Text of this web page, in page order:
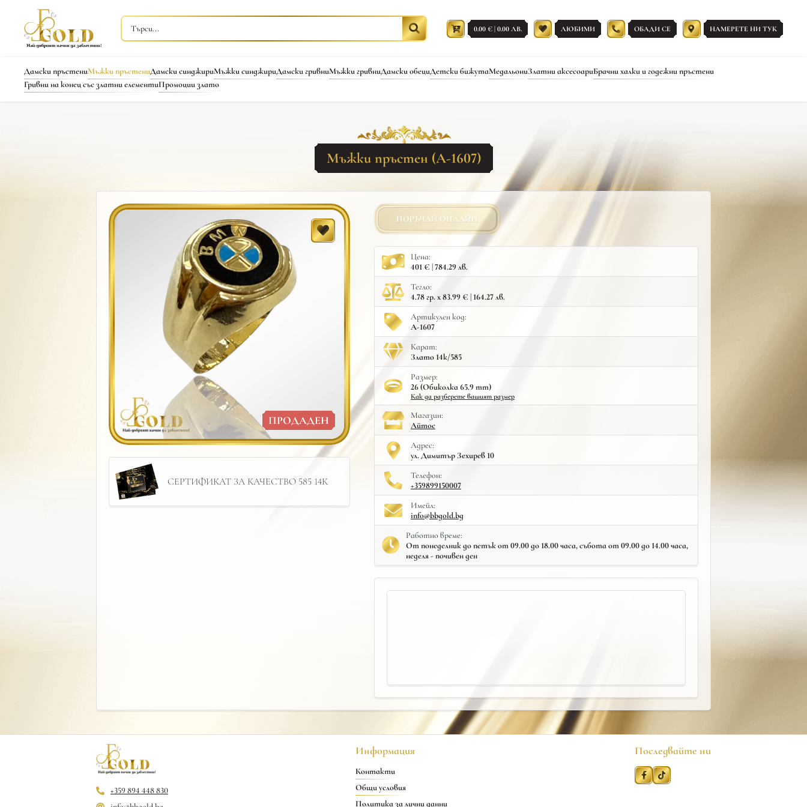
0.00 € | 0.00 ЛВ. ЛЮБИМИ ОБАДИ СЕ НАМЕРЕТЕ НИ ТУК
Дамски пръстениМъжки пръстениДамски синджириМъжки синджириДамски гривниМъжки гривниДамски обециДетски бижутаМедальониЗлатни аксесоариБрачни халки и годежни пръстени
Гривни на конец със златни елементиПромоции злато
Мъжки пръстен (A-1607)
ПРОДАДЕН
СЕРТИФИКАТ ЗА КАЧЕСТВО 585 14К
ПОРЪЧАЙ ОНЛАЙН
Цена:
401 € | 784.29 лв.
Тегло:
4.78 гр. x 83.99 € | 164.27 лв.
Артикулен код:
A-1607
Карат:
Злато 14к/585
Размер:
26 (Обиколка 65.9 mm)
Как да разберете вашият размер
Mагазин:
Айтос
Адрес:
ул. Димитър Зехирев 10
Телефон:
+359899150007
Имейл:
info@bbgold.bg
Работно време:
От понеделник до петък от 09.00 до 18.00 часа, събота от 09.00 до 14.00 часа,
неделя - почивен ден
+359 894 448 830
Информация
Контакти
Общи условия
Политика за лични данни
Последвайте ни